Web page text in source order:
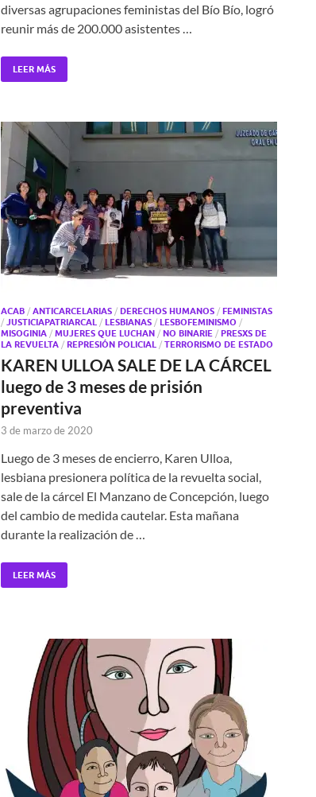
diversas agrupaciones feministas del Bío Bío, logró
reunir más de 200.000 asistentes …
LEER MÁS
ACAB / ANTICARCELARIAS / DERECHOS HUMANOS / FEMINISTAS
/ JUSTICIAPATRIARCAL / LESBIANAS / LESBOFEMINISMO /
MISOGINIA / MUJERES QUE LUCHAN / NO BINARIE / PRESXS DE
LA REVUELTA / REPRESIÓN POLICIAL / TERRORISMO DE ESTADO
KAREN ULLOA SALE DE LA CÁRCEL
luego de 3 meses de prisión
preventiva
3 de marzo de 2020
Luego de 3 meses de encierro, Karen Ulloa,
lesbiana presionera política de la revuelta social,
sale de la cárcel El Manzano de Concepción, luego
del cambio de medida cautelar. Esta mañana
durante la realización de …
LEER MÁS